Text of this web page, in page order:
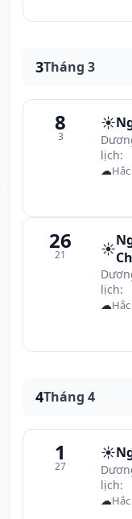
3Tháng 3
8
3
☀️
lịch:
☁
26
21 ☀️
lịch:
☁
4Tháng 4
1
27
☀️
lịch:
☁